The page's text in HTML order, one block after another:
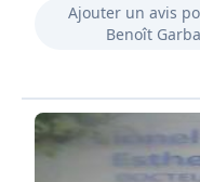
Super vétos
chéris.
sympathique et
occupé de mon
Ajouter un avis
Benoît